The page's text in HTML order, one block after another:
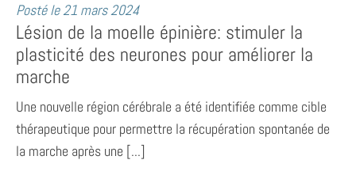
Posté le21 mars 2024
Lésion de la moelle épinière: stimuler la
plasticité des neurones pour améliorer la
marche
Une nouvelle région cérébrale a été identifiée comme cible
thérapeutique pour permettre la récupération spontanée de
la marche après une [...]